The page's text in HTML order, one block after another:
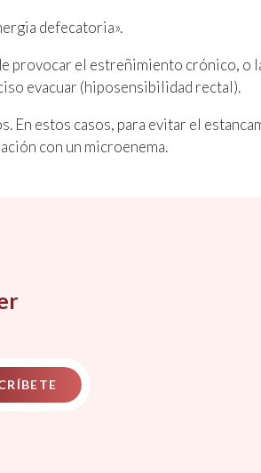
defecatoria».
provocar el estreñimiento crónico, o
evacuar (hiposensibilidad rectal).
En estos casos, para evitar el
con un microenema.